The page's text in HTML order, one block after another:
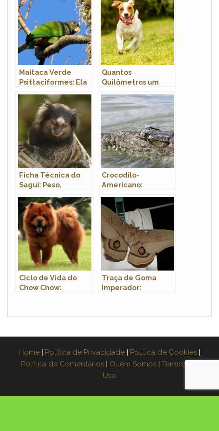
Maitaca Verde
Psittaciformes: Ela
Características e
Fotos
Quantos
Quilômetros um
Caminhar?
Ficha Técnica do
Sagui: Peso,
Brasileiras
Crocodilo-
Americano:
Nome Científico e
Fotos
Ciclo de Vida do
Chow Chow:
Traça de Goma
Imperador:
Fotos
Home Política de Privacidade Política de Cookies
Política de Comentários
Quem Somos
Termos de
Uso